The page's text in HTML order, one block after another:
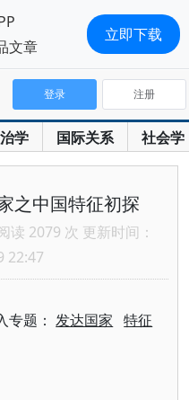
学 国际关系 社会学
登录 注册
之中国特征初探
读 2079 次 更新时间：
22:47
专题：发达国家 特征
文章
立即下载